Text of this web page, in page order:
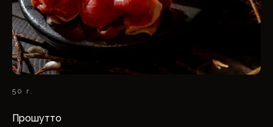
50 г.
Прошутто